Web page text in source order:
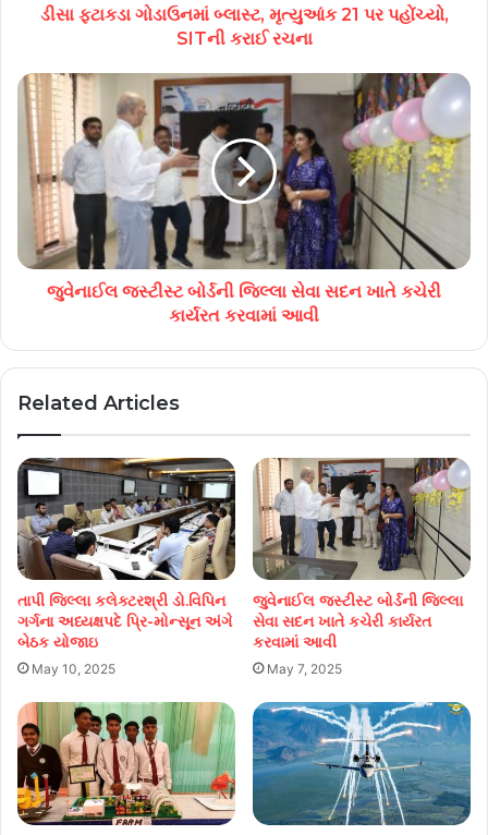
ડીસા ફટાકડા ગોડાઉનમાં બ્લાસ્ટ, મૃત્યુઆંક 21 પર પહોંચ્યો,
SITની કરાઈ રચના
જુવેનાઈલ જસ્ટીસ્ટ બોર્ડની જિલ્લા સેવા સદન ખાતે કચેરી
કાર્યરત કરવામાં આવી
Related Articles
તાપી જિલ્લા કલેક્ટરશ્રી ડો.વિપિન
ગર્ગના અધ્યક્ષપદે પ્રિ-મોન્સૂન અંગે
બેઠક યોજાઇ
May 10, 2025
જુવેનાઈલ જસ્ટીસ્ટ બોર્ડની જિલ્લા
સેવા સદન ખાતે કચેરી કાર્યરત
કરવામાં આવી
May 7, 2025